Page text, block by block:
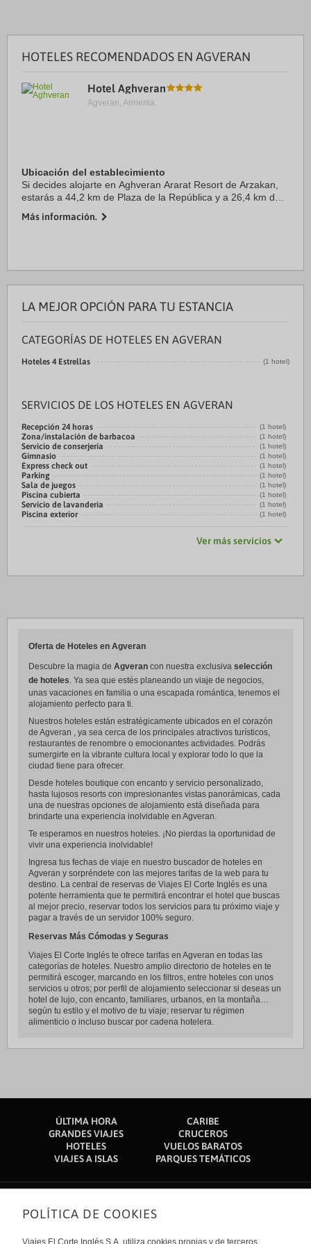
HOTELES RECOMENDADOS EN AGVERAN
Hotel Aghveran
Agveran, Armenia.
Ubicación del establecimiento
Si decides alojarte en Aghveran Ararat Resort de Arzakan,
estarás a 44,2 km de Plaza de la República y a 26,4 km de
se encuentra a 31,9 km de ...
Más información.
LA MEJOR OPCIÓN PARA TU ESTANCIA
CATEGORÍAS DE HOTELES EN AGVERAN
Hoteles 4 Estrellas (1 hotel)
SERVICIOS DE LOS HOTELES EN AGVERAN
Recepción 24 horas (1 hotel)
Zona/instalación de barbacoa (1 hotel)
Servicio de conserjería (1 hotel)
Gimnasio (1 hotel)
Express check out (1 hotel)
Parking (1 hotel)
Sala de juegos (1 hotel)
Piscina cubierta (1 hotel)
Servicio de lavandería (1 hotel)
Piscina exterior (1 hotel)
Ver más servicios
Oferta de Hoteles en Agveran
Descubre la magia de Agveran con nuestra exclusiva selección
de hoteles. Ya sea que estés planeando un viaje de negocios,
unas vacaciones en familia o una escapada romántica, tenemos el
alojamiento perfecto para ti.
Nuestros hoteles están estratégicamente ubicados en el corazón
de Agveran , ya sea cerca de los principales atractivos turísticos,
restaurantes de renombre o emocionantes actividades. Podrás
sumergirte en la vibrante cultura local y explorar todo lo que la
ciudad tiene para ofrecer.
Desde hoteles boutique con encanto y servicio personalizado,
hasta lujosos resorts con impresionantes vistas panorámicas, cada
una de nuestras opciones de alojamiento está diseñada para
brindarte una experiencia inolvidable en Agveran.
Te esperamos en nuestros hoteles. ¡No pierdas la oportunidad de
vivir una experiencia inolvidable!
Ingresa tus fechas de viaje en nuestro buscador de hoteles en
Agveran y sorpréndete con las mejores tarifas de la web para tu
destino. La central de reservas de Viajes El Corte Inglés es una
potente herramienta que te permitirá encontrar el hotel que buscas
al mejor precio, reservar todos los servicios para tu próximo viaje y
pagar a través de un servidor 100% seguro.
Reservas Más Cómodas y Seguras
Viajes El Corte Inglés te ofrece tarifas en Agveran en todas las
categorías de hoteles. Nuestro amplio directorio de hoteles en te
permitirá escoger, marcando en los filtros, entre hoteles con unos
servicios u otros; por perfil de alojamiento seleccionar si deseas un
hotel de lujo, con encanto, familiares, urbanos, en la montaña…
según tu estilo y el motivo de tu viaje; reservar tu régimen
alimenticio o incluso buscar por cadena hotelera.
ÚLTIMA HORA
CARIBE
GRANDES VIAJES
CRUCEROS
HOTELES
VUELOS BARATOS
VIAJES A ISLAS
PARQUES TEMÁTICOS
Sobre nosotros
Quiénes somos
POLÍTICA DE COOKIES
Viajes El Corte Inglés S.A. utiliza cookies propias y de terceros